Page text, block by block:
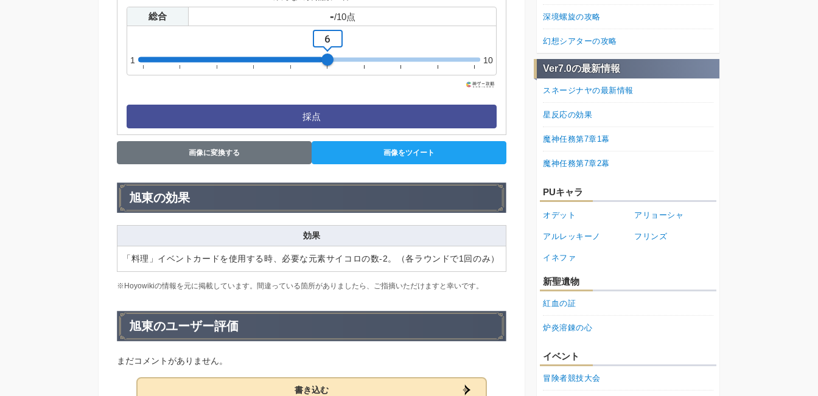
総合 -/10点
1
6
10
採点
画像に変換する 画像をツイート
旭東の効果
効果
「料理」イベントカードを使用する時、必要な元素サイコロの数-2。（各ラウンドで1回のみ）
※Hoyowikiの情報を元に掲載しています。間違っている箇所がありましたら、ご指摘いただけますと幸いです。
旭東のユーザー評価
まだコメントがありません。
書き込む
深境螺旋の攻略
幻想シアターの攻略
Ver7.0の最新情報
スネージナヤの最新情報
星反応の効果
魔神任務第7章1幕
魔神任務第7章2幕
PUキャラ
オデット アリョーシャ
アルレッキーノ フリンズ
イネファ
新聖遺物
紅血の証
炉炎溶錬の心
イベント
冒険者競技大会